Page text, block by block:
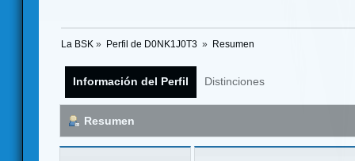
La BSK » Perfil de D0NK1J0T3 » Resumen
Información del Perfil Distinciones
Resumen